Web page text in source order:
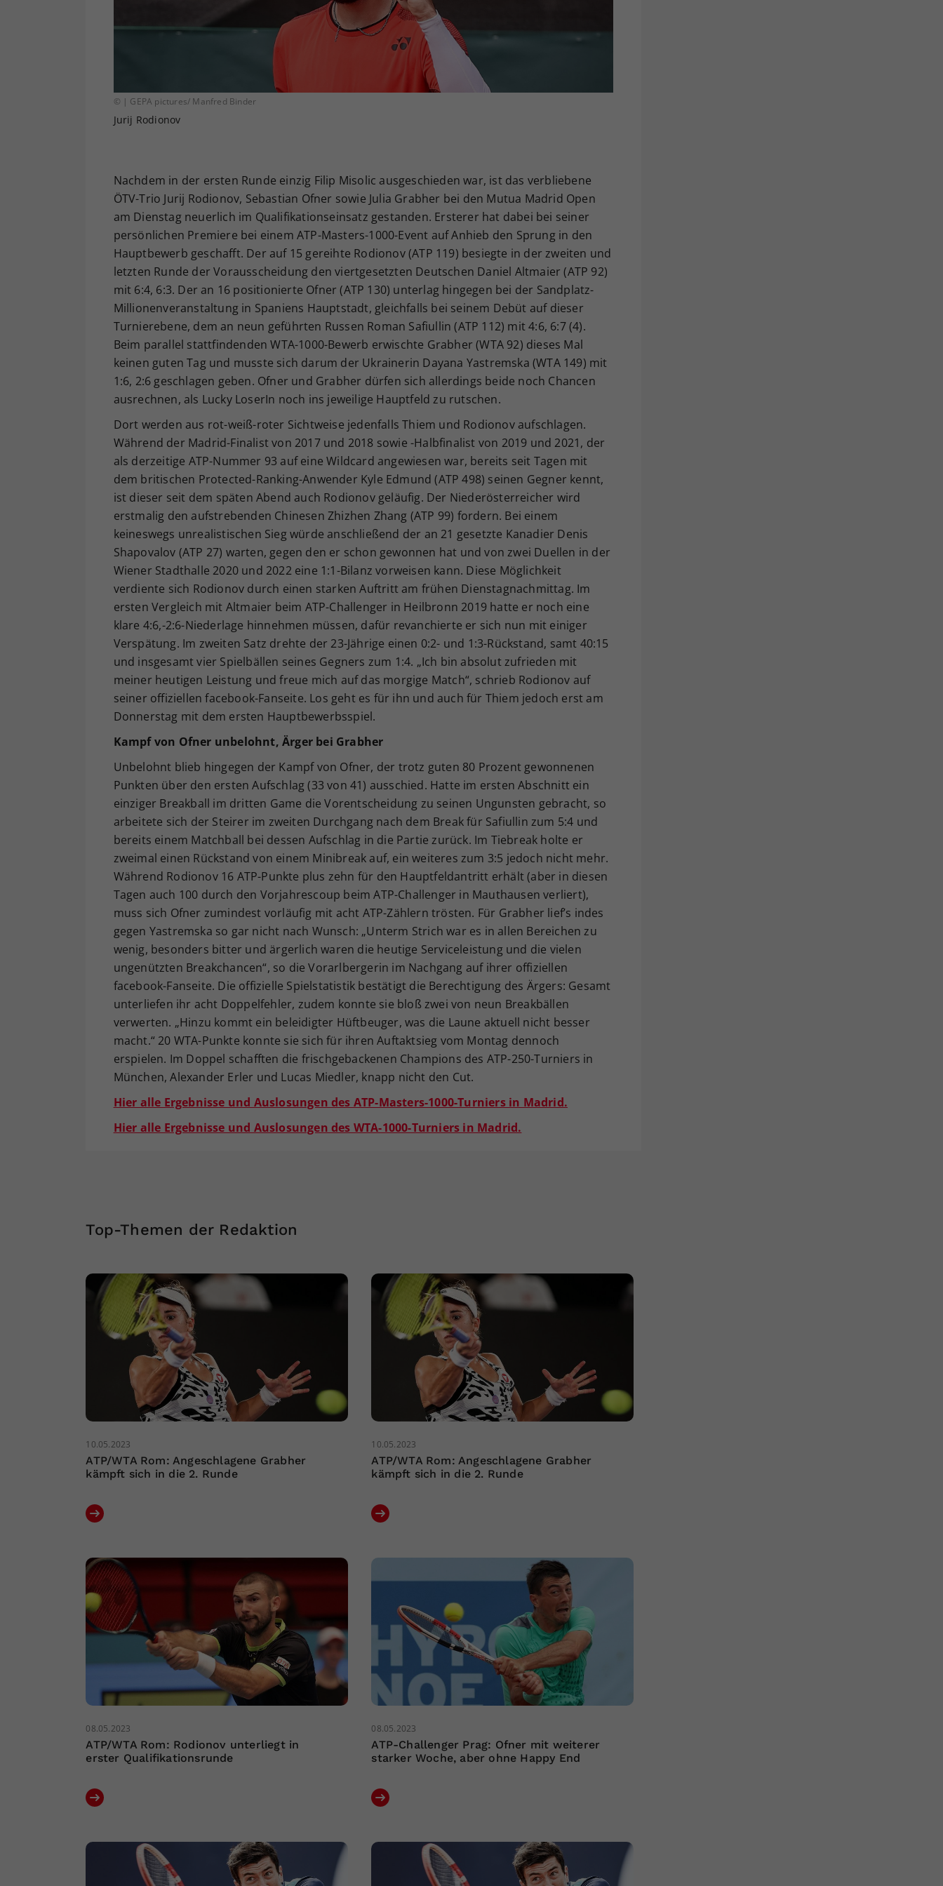
© | GEPA pictures/ Manfred Binder
Jurij Rodionov
Nachdem in der ersten Runde einzig Filip Misolic ausgeschieden war, ist das verbliebene
ÖTV-Trio Jurij Rodionov, Sebastian Ofner sowie Julia Grabher bei den Mutua Madrid Open
am Dienstag neuerlich im Qualifikationseinsatz gestanden. Ersterer hat dabei bei seiner
persönlichen Premiere bei einem ATP-Masters-1000-Event auf Anhieb den Sprung in den
Hauptbewerb geschafft. Der auf 15 gereihte Rodionov (ATP 119) besiegte in der zweiten und
letzten Runde der Vorausscheidung den viertgesetzten Deutschen Daniel Altmaier (ATP 92)
mit 6:4, 6:3. Der an 16 positionierte Ofner (ATP 130) unterlag hingegen bei der Sandplatz-
Millionenveranstaltung in Spaniens Hauptstadt, gleichfalls bei seinem Debüt auf dieser
Turnierebene, dem an neun geführten Russen Roman Safiullin (ATP 112) mit 4:6, 6:7 (4).
Beim parallel stattfindenden WTA-1000-Bewerb erwischte Grabher (WTA 92) dieses Mal
keinen guten Tag und musste sich darum der Ukrainerin Dayana Yastremska (WTA 149) mit
1:6, 2:6 geschlagen geben. Ofner und Grabher dürfen sich allerdings beide noch Chancen
ausrechnen, als Lucky LoserIn noch ins jeweilige Hauptfeld zu rutschen.
Dort werden aus rot-weiß-roter Sichtweise jedenfalls Thiem und Rodionov aufschlagen.
Während der Madrid-Finalist von 2017 und 2018 sowie -Halbfinalist von 2019 und 2021, der
als derzeitige ATP-Nummer 93 auf eine Wildcard angewiesen war, bereits seit Tagen mit
dem britischen Protected-Ranking-Anwender Kyle Edmund (ATP 498) seinen Gegner kennt,
ist dieser seit dem späten Abend auch Rodionov geläufig. Der Niederösterreicher wird
erstmalig den aufstrebenden Chinesen Zhizhen Zhang (ATP 99) fordern. Bei einem
keineswegs unrealistischen Sieg würde anschließend der an 21 gesetzte Kanadier Denis
Shapovalov (ATP 27) warten, gegen den er schon gewonnen hat und von zwei Duellen in der
Wiener Stadthalle 2020 und 2022 eine 1:1-Bilanz vorweisen kann. Diese Möglichkeit
verdiente sich Rodionov durch einen starken Auftritt am frühen Dienstagnachmittag. Im
ersten Vergleich mit Altmaier beim ATP-Challenger in Heilbronn 2019 hatte er noch eine
klare 4:6,-2:6-Niederlage hinnehmen müssen, dafür revanchierte er sich nun mit einiger
Verspätung. Im zweiten Satz drehte der 23-Jährige einen 0:2- und 1:3-Rückstand, samt 40:15
und insgesamt vier Spielbällen seines Gegners zum 1:4. „Ich bin absolut zufrieden mit
meiner heutigen Leistung und freue mich auf das morgige Match“, schrieb Rodionov auf
seiner offiziellen facebook-Fanseite. Los geht es für ihn und auch für Thiem jedoch erst am
Donnerstag mit dem ersten Hauptbewerbsspiel.
Kampf von Ofner unbelohnt, Ärger bei Grabher
Unbelohnt blieb hingegen der Kampf von Ofner, der trotz guten 80 Prozent gewonnenen
Punkten über den ersten Aufschlag (33 von 41) ausschied. Hatte im ersten Abschnitt ein
einziger Breakball im dritten Game die Vorentscheidung zu seinen Ungunsten gebracht, so
arbeitete sich der Steirer im zweiten Durchgang nach dem Break für Safiullin zum 5:4 und
bereits einem Matchball bei dessen Aufschlag in die Partie zurück. Im Tiebreak holte er
zweimal einen Rückstand von einem Minibreak auf, ein weiteres zum 3:5 jedoch nicht mehr.
Während Rodionov 16 ATP-Punkte plus zehn für den Hauptfeldantritt erhält (aber in diesen
Tagen auch 100 durch den Vorjahrescoup beim ATP-Challenger in Mauthausen verliert),
muss sich Ofner zumindest vorläufig mit acht ATP-Zählern trösten. Für Grabher lief’s indes
gegen Yastremska so gar nicht nach Wunsch: „Unterm Strich war es in allen Bereichen zu
wenig, besonders bitter und ärgerlich waren die heutige Serviceleistung und die vielen
ungenützten Breakchancen“, so die Vorarlbergerin im Nachgang auf ihrer offiziellen
facebook-Fanseite. Die offizielle Spielstatistik bestätigt die Berechtigung des Ärgers: Gesamt
unterliefen ihr acht Doppelfehler, zudem konnte sie bloß zwei von neun Breakbällen
verwerten. „Hinzu kommt ein beleidigter Hüftbeuger, was die Laune aktuell nicht besser
macht.“ 20 WTA-Punkte konnte sie sich für ihren Auftaktsieg vom Montag dennoch
erspielen. Im Doppel schafften die frischgebackenen Champions des ATP-250-Turniers in
München, Alexander Erler und Lucas Miedler, knapp nicht den Cut.
Hier alle Ergebnisse und Auslosungen des ATP-Masters-1000-Turniers in Madrid.
Hier alle Ergebnisse und Auslosungen des WTA-1000-Turniers in Madrid.
Top-Themen der Redaktion
10.05.2023
ATP/WTA Rom: Angeschlagene Grabher
kämpft sich in die 2. Runde
10.05.2023
ATP/WTA Rom: Angeschlagene Grabher
kämpft sich in die 2. Runde
08.05.2023
ATP/WTA Rom: Rodionov unterliegt in
erster Qualifikationsrunde
08.05.2023
ATP-Challenger Prag: Ofner mit weiterer
starker Woche, aber ohne Happy End
Ihrer vorgenommen Einstellungen, falls der
Webseiten-Betreiber dies eingestellt hat.